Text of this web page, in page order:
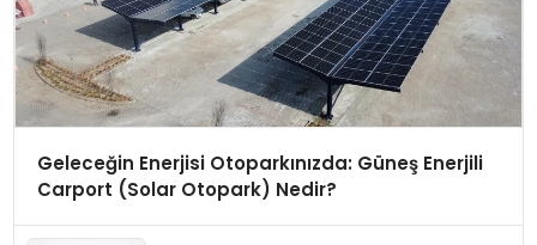
Geleceğin Enerjisi Otoparkınızda: Güneş Enerjili
Carport (Solar Otopark) Nedir?